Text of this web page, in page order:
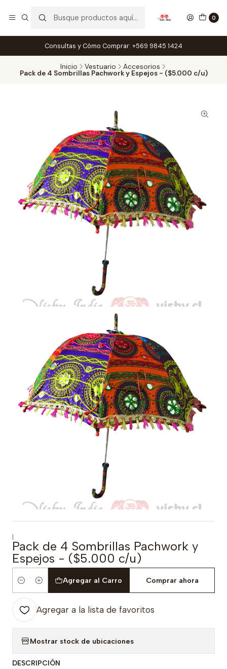
0
Consultas y Cómo Comprar: +569 9845 1424
Inicio Vestuario Accesorios
Pack de 4 Sombrillas Pachwork y Espejos - ($5.000 c/u)
|
Pack de 4 Sombrillas Pachwork y
Espejos - ($5.000 c/u)
Cantidad
Agregar al Carro Comprar ahora
Agregar a la lista de favoritos
Mostrar stock de ubicaciones
DESCRIPCIÓN